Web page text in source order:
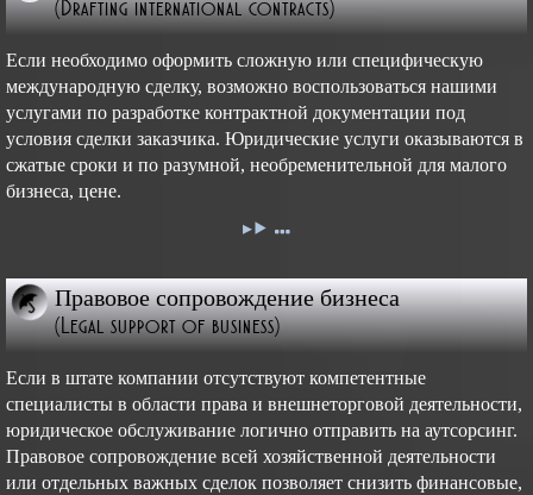
(Drafting international contracts)
Если необходимо оформить сложную или специфическую
международную сделку, возможно воспользоваться нашими
услугами по разработке контрактной документации под
условия сделки заказчика. Юридические услуги оказываются в
сжатые сроки и по разумной, необременительной для малого
бизнеса, цене.
Правовое сопровождение бизнеса
(Legal support of business)
Если в штате компании отсутствуют компетентные
специалисты в области права и внешнеторговой деятельности,
юридическое обслуживание логично отправить на аутсорсинг.
Правовое сопровождение всей хозяйственной деятельности
или отдельных важных сделок позволяет снизить финансовые,